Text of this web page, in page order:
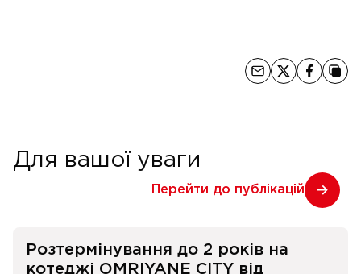
Для вашої уваги
Перейти до публікацій
Розтермінування до 2 років на
котеджі OMRIYANE CITY від